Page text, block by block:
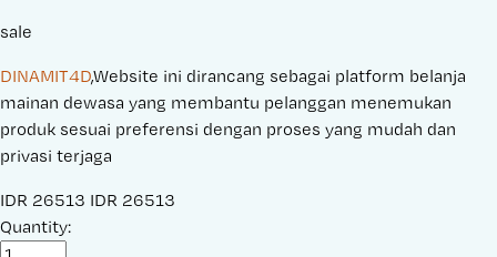
sale
DINAMIT4D,Website ini dirancang sebagai platform belanja
mainan dewasa yang membantu pelanggan menemukan
produk sesuai preferensi dengan proses yang mudah dan
privasi terjaga
S
a
IDR 26513 O
IDR 26513
Quantity: